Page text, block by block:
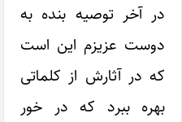
آخر توصیه بنده به
عزیزم این است
در آثارش از کلماتی
ببرد که در خور